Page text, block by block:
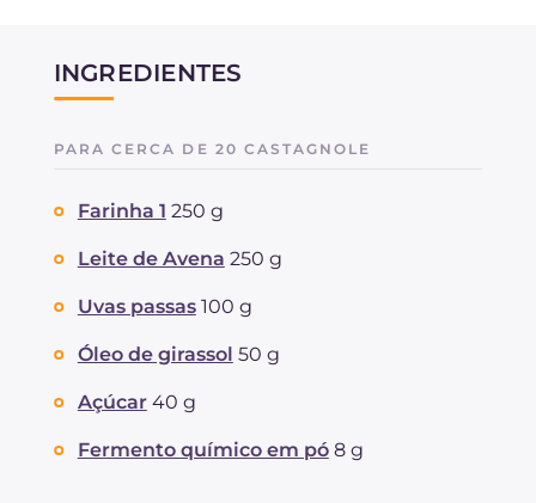
INGREDIENTES
PARA CERCA DE 20 CASTAGNOLE
Farinha 1 250 g
Leite de Avena 250 g
Uvas passas 100 g
Óleo de girassol 50 g
Açúcar 40 g
Fermento químico em pó 8 g